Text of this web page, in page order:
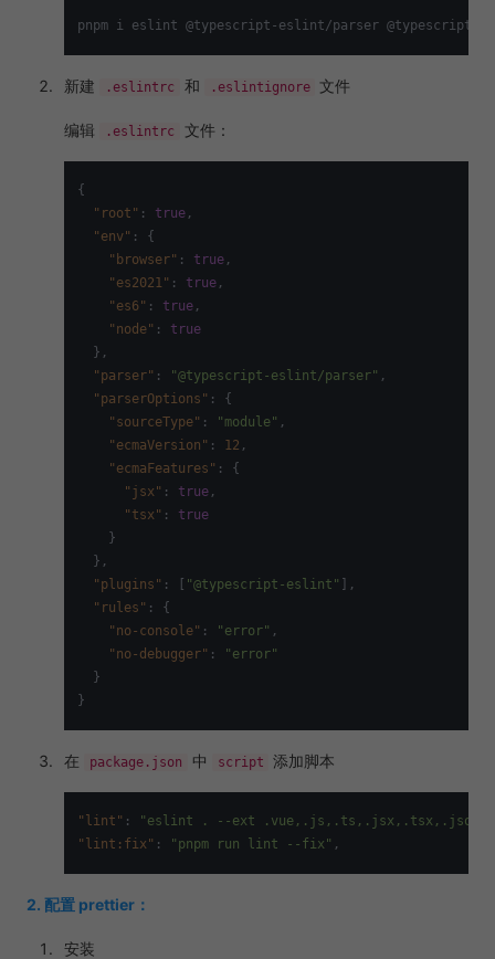
新建 .eslintrc 和 .eslintignore 文件
编辑 .eslintrc 文件：
{
"root" : true ,
"env" :
{
"browser" : true ,
"es2021" : true ,
"es6" : true ,
"node" :
true
} ,
"parser" : "@typescript-eslint/parser" ,
"parserOptions" :
{
"sourceType" : "module" ,
"ecmaVersion" : 12 ,
"ecmaFeatures" :
{
"jsx" : true ,
"tsx" :
true
}
} ,
"plugins" : [ "@typescript-eslint" ] ,
"rules" :
{
"no-console" : "error" ,
"no-debugger" :
"error"
}
}
在 package.json 中 script 添加脚本
"lint" :
"eslint . --ext .vue,.js,.ts,.jsx,.tsx,.json --
"lint:fix" : "pnpm run lint --fix" ,
2. 配置 prettier：
安装